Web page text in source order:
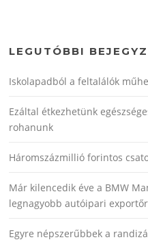
LEGUTÓBBI
Iskolapadból a feltalálók
Ezáltal étkezhetünk
rohanunk
Háromszázmillió forintos
Már kilencedik éve a BMW
legnagyobb autóipari
Egyre népszerűbbek a